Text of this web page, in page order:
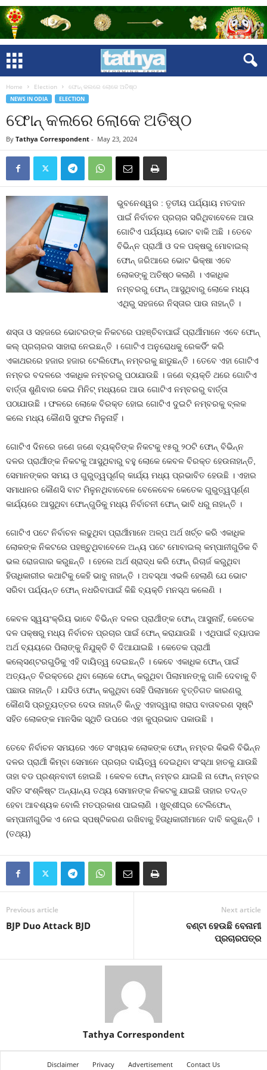
Home Election ଫୋନ୍‍ କଲରେ ଲୋକେ ଅତିଷ୍ଠ
NEWS IN ODIA ELECTION
ଫୋନ୍‍ କଲରେ ଲୋକେ ଅତିଷ୍ଠ
By Tathya Correspondent - May 23, 2024
ଭୁବନେଶ୍ୱର : ତୃତୀୟ ପର୍ଯ୍ୟାୟ ମତଦାନ
ପାଇଁ ନିର୍ବାଚନ ପ୍ରଚାର ସରିଥିବାବେଳେ ଆଉ
ଗୋଟିଏ ପର୍ଯ୍ୟାୟ ଭୋଟ ବାକି ଅଛି । ତେବେ
ବିଭିନ୍ନ ପ୍ରାର୍ଥୀ ଓ ଦଳ ପକ୍ଷରୁ ମୋବାଇଲ୍‍
ଫୋନ୍‍ ଜରିଆରେ ଭୋଟ ଭିକ୍ଷା ଏବେ
ଲୋକଙ୍କୁ ଅତିଷ୍ଠ କଲାଣି । ଏକାଧିକ
ନମ୍ବରରୁ ଫୋନ୍‍ ଆସୁଥିବାରୁ ଲୋକେ ମଧ୍ୟ
ଏଥିରୁ ସହଜରେ ନିସ୍ତାର ପାଉ ନାହାନ୍ତି ।
ଶସ୍ତା ଓ ସହଜରେ ଭୋଟରଙ୍କ ନିକଟରେ ପହଞ୍ଚିବାପାଇଁ ପ୍ରାର୍ଥୀମାନେ ଏବେ ଫୋନ୍‍
କଲ୍‍ ପ୍ରଚାରର ସାହାରା ନେଇଛନ୍ତି । ଗୋଟିଏ ଅନୁରୋଧକୁ ରେକର୍ଡିଂ କରି
ଏକାଥରରେ ହଜାର ହଜାର ଟେଲିଫୋନ୍‍ ନମ୍ବରକୁ ଛାଡୁଛନ୍ତି । ତେବେ ଏହା ଗୋଟିଏ
ନମ୍ବର ବଦଳରେ ଏକାଧିକ ନମ୍ବରରୁ ପଠାଯାଉଛି । ଜଣେ ବ୍ୟକ୍ତି ଥରେ ଗୋଟିଏ
ବାର୍ତ୍ତା ଶୁଣିବାର କେଇ ମିନିଟ୍‍ ମଧ୍ୟରେ ଆଉ ଗୋଟିଏ ନମ୍ବରରୁ ବାର୍ତ୍ତା
ପଠାଯାଉଛି । ଫଳରେ ଲୋକେ ବିରକ୍ତ ହୋଇ ଗୋଟିଏ ଦୁଇଟି ନମ୍ବରକୁ ବ୍ଲକ
କଲେ ମଧ୍ୟ କୌଣସି ସୁଫଳ ମିଳୁନାହିଁ ।
ଗୋଟିଏ ଦିନରେ ଜଣେ ଜଣେ ବ୍ୟକ୍ତିଙ୍କ ନିକଟକୁ ୧୫ରୁ ୨୦ଟି ଫୋନ୍‍ ବିଭିନ୍ନ
ଦଳର ପ୍ରାର୍ଥୀଙ୍କ ନିକଟକୁ ଆସୁଥିବାରୁ ବହୁ ଲୋକେ କେବଳ ବିରକ୍ତ ହେଉନାହାନ୍ତି,
ସେମାନଙ୍କର ସମୟ ଓ ଗୁରୁତ୍ୱପୂର୍ଣର୍ କାର୍ଯ୍ୟ ମଧ୍ୟ ପ୍ରଭାବିତ ହେଉଛି । ଏହାର
ସମାଧାନର କୌଣସି ବାଟ ମିଳୁନଥିବାବେଳେ ବେଳେବେଳ କେତେକ ଗୁରୁତ୍ୱପୂର୍ଣ୍ଣ
କାର୍ଯ୍ୟରେ ଆସୁଥିବା ଫୋନ୍‍ଗୁଡିକୁ ମଧ୍ୟ ନିର୍ବାଚନୀ ଫୋନ୍‍ ଭାବି ଧରୁ ନାହାନ୍ତି ।
ଗୋଟିଏ ପଟେ ନିର୍ବାଚନ ଲଢୁଥିବା ପ୍ରାର୍ଥୀମାନେ ଅଳ୍ପ ଅର୍ଥ ଖର୍ଚ୍ଚ କରି ଏକାଧିକ
ଲୋକଙ୍କ ନିକଟରେ ପହଞ୍ଚୁଥିବାବେଳେ ଅନ୍ୟ ପଟେ ମୋବାଇଲ୍‍ କମ୍ପାନୀଗୁଡିକ ବି
ଭଲ ରୋଜଗାର କରୁଛନ୍ତି । ହେଲେ ଅର୍ଥ ଶ୍ରାଦ୍ଧ କରି ଫୋନ୍‍ ରିଚାର୍ଜ କରୁଥିବା
ହିତାଧିକାରୀର କଥାଟିକୁ କେହି ଭାବୁ ନାହାନ୍ତି । ଅବସ୍ଥା ଏଭଳି ହେଲାଣି ଯେ ଭୋଟ
ସରିବା ପର୍ଯ୍ୟନ୍ତ ଫୋନ୍‍ ନଧରିବାପାଇଁ କିଛି ବ୍ୟକ୍ତି ମନସ୍ଥ କଲେଣି ।
କେବଳ ସ୍ୱୟଂକ୍ରିୟ ଭାବେ ବିଭିନ୍ନ ଦଳର ପ୍ରାର୍ଥୀଙ୍କ ଫୋନ୍‍ ଆସୁନାହିଁ, କେତେକ
ଦଳ ପକ୍ଷରୁ ମଧ୍ୟ ନିର୍ବାଚନ ପ୍ରଚାର ପାଇଁ ଫୋନ୍‍ କରାଯାଉଛି । ଏଥିପାଇଁ ବ୍ୟାପକ
ଅର୍ଥ ବ୍ୟୟରେ ପିଲାଙ୍କୁ ନିଯୁକ୍ତି ବି ଦିଆଯାଇଛି । କେତେକ ପ୍ରାର୍ଥୀ
କଲ୍‍ସେଣ୍ଟରଗୁଡିକୁ ଏହି ଦାୟିତ୍ୱ ଦେଇଛନ୍ତି । କେବେ ଏକାଧିକ ଫୋନ୍‍ ପାଇଁ
ଅତ୍ୟନ୍ତ ବିରକ୍ତରେ ଥିବା ଲୋକେ ଫୋନ୍‍ କରୁଥିବା ପିଲାମାନଙ୍କୁ ଗାଳି ଦେବାକୁ ବି
ପଛାଉ ନାହାନ୍ତି । ଯଦିଓ ଫୋନ୍‍ କରୁଥିବା ସେହି ପିଲାମାନେ ବୃତ୍ତିଗତ କାରଣରୁ
କୌଣସି ପ୍ରତ୍ୟୁତ୍ତର ଦେଉ ନାହାନ୍ତି କିନ୍ତୁ ଏହାଦ୍ୱାରା ଖରାପ ବାତାବରଣ ସୃଷ୍ଟି
ସହିତ ଲୋକଙ୍କ ମାନସିକ ସ୍ଥିତି ଉପରେ ଏହା କୁପ୍ରଭାବ ପକାଉଛି ।
ତେବେ ନିର୍ବାଚନ ସମୟରେ ଏତେ ସଂଖ୍ୟକ ଲୋକଙ୍କ ଫୋନ୍‍ ନମ୍ବର କିଭଳି ବିଭିନ୍ନ
ଦଳର ପ୍ରାର୍ଥୀ କିମ୍ବା ସେମାନେ ପ୍ରଚାର ଦାୟିତ୍ୱ ଦେଇଥିବା ସଂସ୍ଥା ହାତକୁ ଯାଉଛି
ତାହା ବଡ ପ୍ରଶ୍ନବାଚୀ ହୋଇଛି । କେବଳ ଫୋନ୍‍ ନମ୍ବର ଯାଇଛି ନା ଫୋନ୍‍ ନମ୍ବର
ସହିତ ସଂଶ୍ଳିଷ୍ଟ ଅନ୍ୟାନ୍ୟ ତଥ୍ୟ ସେମାନଙ୍କ ନିକଟକୁ ଯାଇଛି ତାହାର ତଦନ୍ତ
ହେବା ଆବଶ୍ୟକ ବୋଲି ମତପ୍ରକାଶ ପାଇଲାଣି । ଖୁବ୍‍ଶୀଘ୍ର ଟେଲିଫୋନ୍‍
କମ୍ପାନୀଗୁଡିକ ଏ ନେଇ ସ୍ପଷ୍ଟିକରଣ ରଖିବାକୁ ହିତାଧିକାରୀମାନେ ଦାବି କରୁଛନ୍ତି ।
(ତଥ୍ୟ)
Previous article
BJP Duo Attack BJD
Next article
ବଣ୍ଟା ହେଉଛି ବେନାମୀ
ପ୍ରଚାରପତ୍ର
Tathya Correspondent
Disclaimer Privacy Advertisement Contact Us